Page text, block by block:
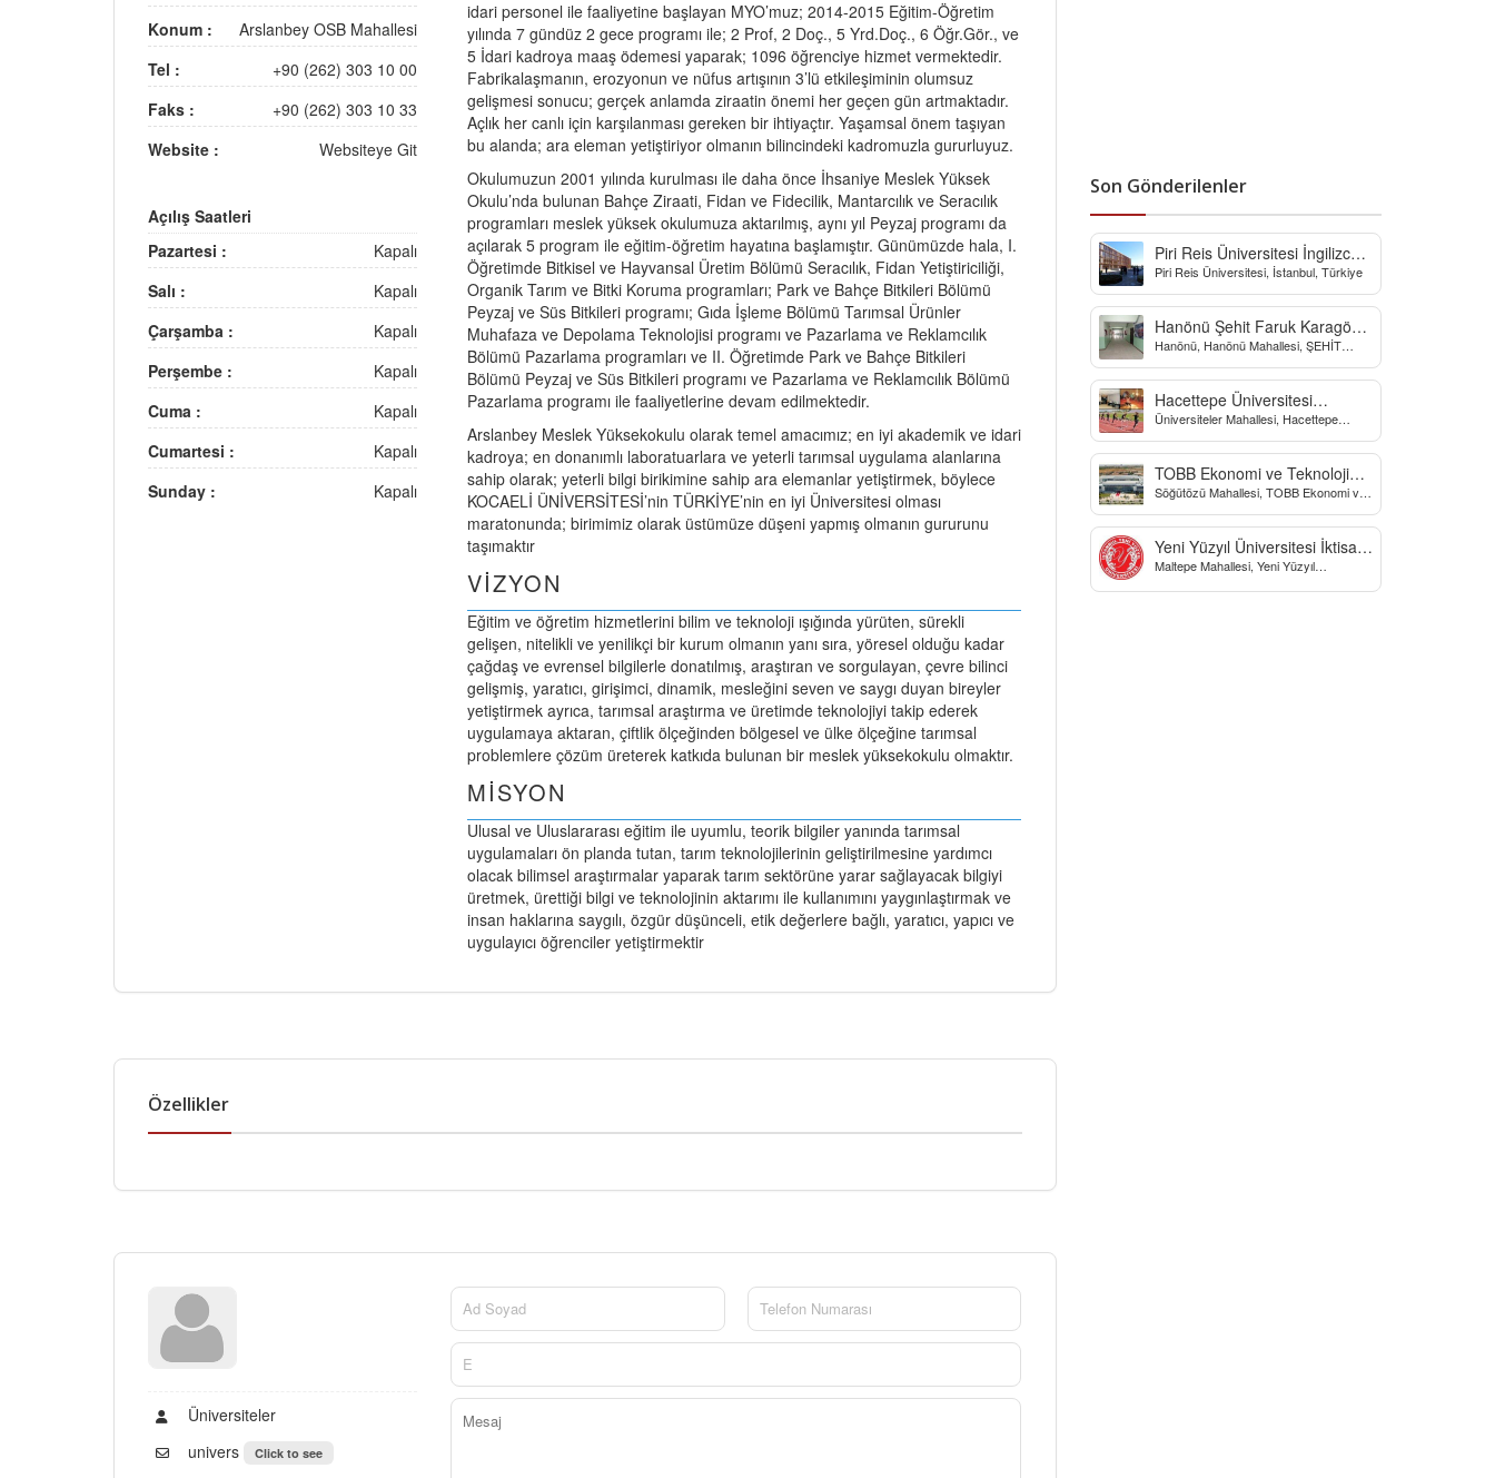
Konum :
Arslanbey OSB Mahallesi
Tel :
+90 (262) 303 10 00
Faks :
+90 (262) 303 10 33
Website :
Websiteye Git
Açılış Saatleri
Pazartesi :
Kapalı
Salı :
Kapalı
Çarşamba :
Kapalı
Perşembe :
Kapalı
Cuma :
Kapalı
Cumartesi :
Kapalı
Sunday :
Kapalı
idari personel ile faaliyetine başlayan MYO’muz; 2014-2015 Eğitim-Öğretim
yılında 7 gündüz 2 gece programı ile; 2 Prof, 2 Doç., 5 Yrd.Doç., 6 Öğr.Gör., ve
5 İdari kadroya maaş ödemesi yaparak; 1096 öğrenciye hizmet vermektedir.
Fabrikalaşmanın, erozyonun ve nüfus artışının 3’lü etkileşiminin olumsuz
gelişmesi sonucu; gerçek anlamda ziraatin önemi her geçen gün artmaktadır.
Açlık her canlı için karşılanması gereken bir ihtiyaçtır. Yaşamsal önem taşıyan
bu alanda; ara eleman yetiştiriyor olmanın bilincindeki kadromuzla gururluyuz.
Okulumuzun 2001 yılında kurulması ile daha önce İhsaniye Meslek Yüksek
Okulu’nda bulunan Bahçe Ziraati, Fidan ve Fidecilik, Mantarcılık ve Seracılık
programları meslek yüksek okulumuza aktarılmış, aynı yıl Peyzaj programı da
açılarak 5 program ile eğitim-öğretim hayatına başlamıştır. Günümüzde hala, I.
Öğretimde Bitkisel ve Hayvansal Üretim Bölümü Seracılık, Fidan Yetiştiriciliği,
Organik Tarım ve Bitki Koruma programları; Park ve Bahçe Bitkileri Bölümü
Peyzaj ve Süs Bitkileri programı; Gıda İşleme Bölümü Tarımsal Ürünler
Muhafaza ve Depolama Teknolojisi programı ve Pazarlama ve Reklamcılık
Bölümü Pazarlama programları ve II. Öğretimde Park ve Bahçe Bitkileri
Bölümü Peyzaj ve Süs Bitkileri programı ve Pazarlama ve Reklamcılık Bölümü
Pazarlama programı ile faaliyetlerine devam edilmektedir.
Arslanbey Meslek Yüksekokulu olarak temel amacımız; en iyi akademik ve idari
kadroya; en donanımlı laboratuarlara ve yeterli tarımsal uygulama alanlarına
sahip olarak; yeterli bilgi birikimine sahip ara elemanlar yetiştirmek, böylece
KOCAELİ ÜNİVERSİTESİ’nin TÜRKİYE’nin en iyi Üniversitesi olması
maratonunda; birimimiz olarak üstümüze düşeni yapmış olmanın gururunu
taşımaktır
VİZYON
Eğitim ve öğretim hizmetlerini bilim ve teknoloji ışığında yürüten, sürekli
gelişen, nitelikli ve yenilikçi bir kurum olmanın yanı sıra, yöresel olduğu kadar
çağdaş ve evrensel bilgilerle donatılmış, araştıran ve sorgulayan, çevre bilinci
gelişmiş, yaratıcı, girişimci, dinamik, mesleğini seven ve saygı duyan bireyler
yetiştirmek ayrıca, tarımsal araştırma ve üretimde teknolojiyi takip ederek
uygulamaya aktaran, çiftlik ölçeğinden bölgesel ve ülke ölçeğine tarımsal
problemlere çözüm üreterek katkıda bulunan bir meslek yüksekokulu olmaktır.
MİSYON
Ulusal ve Uluslararası eğitim ile uyumlu, teorik bilgiler yanında tarımsal
uygulamaları ön planda tutan, tarım teknolojilerinin geliştirilmesine yardımcı
olacak bilimsel araştırmalar yaparak tarım sektörüne yarar sağlayacak bilgiyi
üretmek, ürettiği bilgi ve teknolojinin aktarımı ile kullanımını yaygınlaştırmak ve
insan haklarına saygılı, özgür düşünceli, etik değerlere bağlı, yaratıcı, yapıcı ve
uygulayıcı öğrenciler yetiştirmektir
Özellikler
Üniversiteler
univers
Click to see
Son Gönderilenler
Piri Reis Üniversitesi İngilizce
Hazırlık Bölümü
Piri Reis Üniversitesi, İstanbul, Türkiye
Hanönü Şehit Faruk Karagöz
Yatılı Bölge Ortaokulu
Hanönü, Hanönü Mahallesi, ŞEHİT
Sokak, Kastamonu, Türkiye
Hacettepe Üniversitesi
Biyomekanik Laboratuvarı
Üniversiteler Mahallesi, Hacettepe
Yo, Çankaya/Ankara, Türkiye
TOBB Ekonomi ve Teknoloji
Üniversitesi
Söğütözü Mahallesi, TOBB Ekonomi ve
Caddesi, Ankara, Türkiye
Yeni Yüzyıl Üniversitesi İktisadi
ve İdari Bilimler Fakültesi
Maltepe Mahallesi, Yeni Yüzyıl